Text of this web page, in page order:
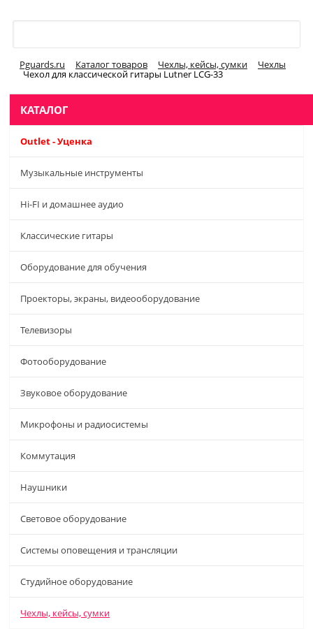
Pguards.ru Каталог товаров Чехлы, кейсы, сумки Чехлы
Чехол для классической гитары Lutner LCG-33
КАТАЛОГ
Outlet - Уценка
Музыкальные инструменты
Hi-FI и домашнее аудио
Классические гитары
Оборудование для обучения
Проекторы, экраны, видеооборудование
Телевизоры
Фотооборудование
Звуковое оборудование
Микрофоны и радиосистемы
Коммутация
Наушники
Световое оборудование
Системы оповещения и трансляции
Студийное оборудование
Чехлы, кейсы, сумки